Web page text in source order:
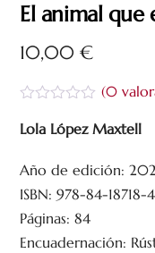
El animal que
10,00€
a
r
d
o
c
o
(0
Lola López Maxtell
Año de edición:
ISBN: 978-84-18718-
Páginas: 84
Encuadernación: